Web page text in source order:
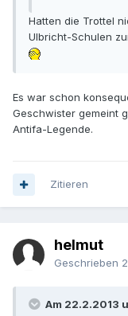
Hatten die Trottel
Ulbricht-Schulen
Es war schon
Geschwister gemeint
Antifa-Legende.
Zitieren
helmut
Geschrieben
Am 22.2.2013